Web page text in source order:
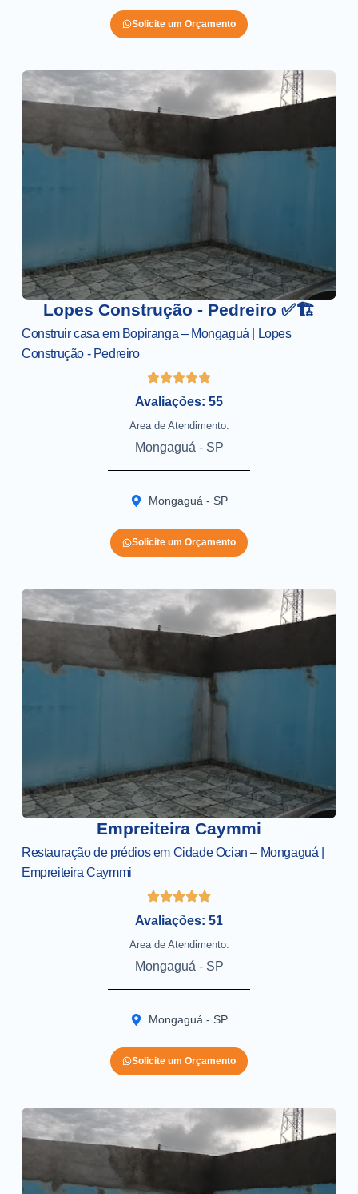
Solicite um Orçamento
Lopes Construção - Pedreiro ✅🏗️
Construir casa em Bopiranga – Mongaguá | Lopes
Construção - Pedreiro
Avaliações: 55
Area de Atendimento:
Mongaguá - SP
Mongaguá - SP
Solicite um Orçamento
Empreiteira Caymmi
Restauração de prédios em Cidade Ocian – Mongaguá |
Empreiteira Caymmi
Avaliações: 51
Area de Atendimento:
Mongaguá - SP
Mongaguá - SP
Solicite um Orçamento